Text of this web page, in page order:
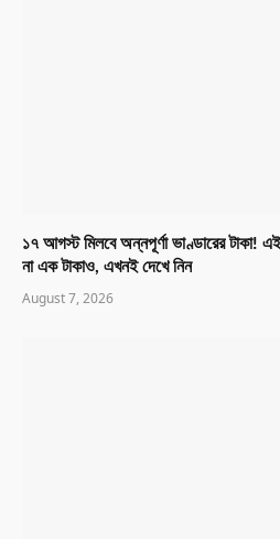
১৭ আগস্ট মিলবে অন্নপূর্ণা ভাণ্ডারের টাকা!
না এক টাকাও, এখনই দেখে নিন
August 7, 2026